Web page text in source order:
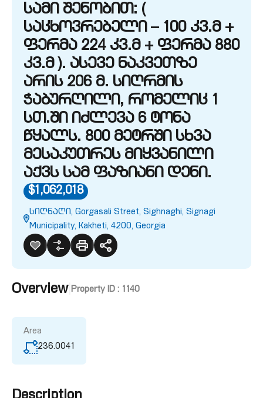
სამი შენობით: (
საცხოვრებელი – 100 კვ.მ +
ფერმა 224 კვ.მ + ფერმა 880
კვ.მ ). ასევე ნაკვეთზე
არის 206 მ. სიღრმის
ჭაბურღილი, რომელიც 1
სთ.ში იძლევა 6 ტონა
წყალს. 800 მეტრში სხვა
მესაკუთრეს მიყვანილი
აქვს სამ ფაზიანი დენი.
$1,062,018
სიღნაღი, Gorgasali Street, Sighnaghi, Signagi
Municipality, Kakheti, 4200, Georgia
Overview| Property ID : 1140
Area
236.0041